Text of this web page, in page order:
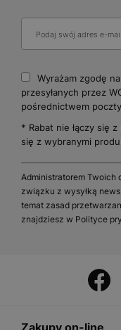
Wyrażam zgodę
przesyłanych przez
pośrednictwem
* Rabat nie łączy się
się z wybranymi
Administratorem
związku z wysyłką
temat zasad
znajdziesz w Polityce
Zakupy on-line